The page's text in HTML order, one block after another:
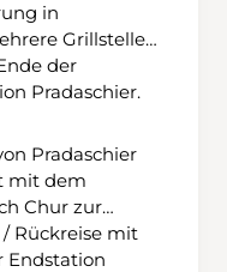
in
Grillstellen.
der
Pradaschier.
Pradaschier
mit dem
Chur zur
Rückreise mit
Endstation